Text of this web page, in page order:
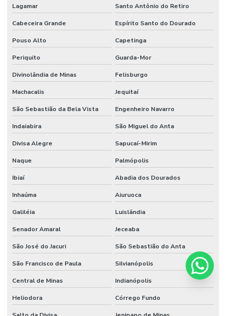
Lagamar Santo Antônio do Retiro
Cabeceira Grande Espírito Santo do Dourado
Pouso Alto Capetinga
Periquito Guarda-Mor
Divinolândia de Minas Felisburgo
Machacalis Jequitaí
São Sebastião da Bela Vista Engenheiro Navarro
Indaiabira São Miguel do Anta
Divisa Alegre Sapucaí-Mirim
Naque Palmópolis
Ibiaí Abadia dos Dourados
Inhaúma Aiuruoca
Galiléia Luislândia
Senador Amaral Jeceaba
São José do Jacuri São Sebastião do Anta
São Francisco de Paula Silvianópolis
Central de Minas Indianópolis
Heliodora Córrego Fundo